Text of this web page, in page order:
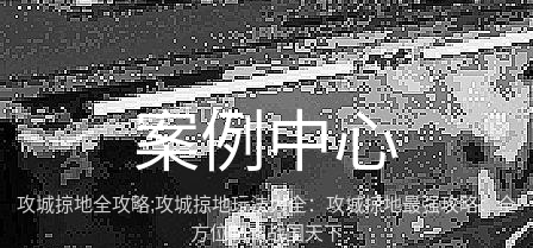
案例中心
攻城掠地全攻略;攻城掠地玩法大全：攻城掠地最强攻略：全
方位制霸战国天下